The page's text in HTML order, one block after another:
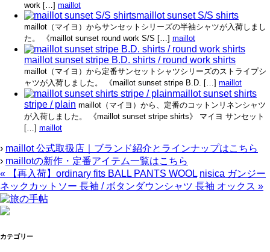
work […] maillot
maillot sunset S/S shirts
maillot（マイヨ）からサンセットシリーズの半袖シャツが入荷しまし
た。 《maillot sunset round work S/S […] maillot
maillot sunset stripe B.D. shirts / round work shirts
maillot（マイヨ）から定番サンセットシャツシリーズのストライプシ
ャツが入荷しました。 《maillot sunset stripe B.D. […] maillot
maillot sunset shirts
stripe / plain maillot（マイヨ）から、定番のコットンリネンシャツ
が入荷しました。 《maillot sunset stripe shirts》 マイヨ サンセット
[…] maillot
› maillot 公式取扱店｜ブランド紹介とラインナップはこちら
› maillotの新作・定番アイテム一覧はこちら
« 【再入荷】ordinary fits BALL PANTS WOOL nisica ガンジー
ネックカットソー 長袖 / ボタンダウンシャツ 長袖 オックス »
カテゴリー